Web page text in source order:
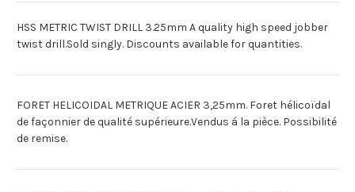
[Espagnol]BROCA
HEL
METRIC
3.25MM
[Espagnol]BROCA
HEL
METRIC
3.25MM
HSS METRIC TWIST DRILL 3.25mm A quality high speed jobber
twist drill.Sold singly. Discounts available for quantities.
FORET HELICOIDAL METRIQUE ACIER 3,25mm. Foret hélicoïdal
de façonnier de qualité supérieure.Vendus á la pièce. Possibilité
de remise.